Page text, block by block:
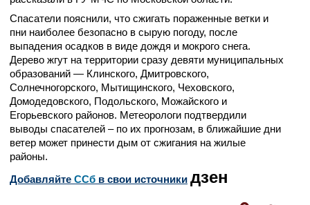
Спасатели пояснили, что сжигать пораженные ветки и
пни наиболее безопасно в сырую погоду, после
выпадения осадков в виде дождя и мокрого снега.
Дерево жгут на территории сразу девяти муниципальных
образований — Клинского, Дмитровского,
Солнечногорского, Мытищинского, Чеховского,
Домодедовского, Подольского, Можайского и
Егорьевского районов. Метеорологи подтвердили
выводы спасателей – по их прогнозам, в ближайшие дни
ветер может принести дым от сжигания на жилые
районы.
Добавляйте CСб в свои источники дзен